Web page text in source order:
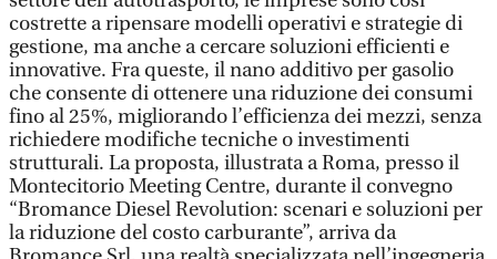
costrette a ripensare modelli operativi e strategie di
gestione, ma anche a cercare soluzioni efficienti e
innovative. Fra queste, il nano additivo per gasolio
che consente di ottenere una riduzione dei consumi
fino al 25%, migliorando l’efficienza dei mezzi, senza
richiedere modifiche tecniche o investimenti
strutturali. La proposta, illustrata a Roma, presso il
Montecitorio Meeting Centre, durante il convegno
“Bromance Diesel Revolution: scenari e soluzioni per
la riduzione del costo carburante”, arriva da